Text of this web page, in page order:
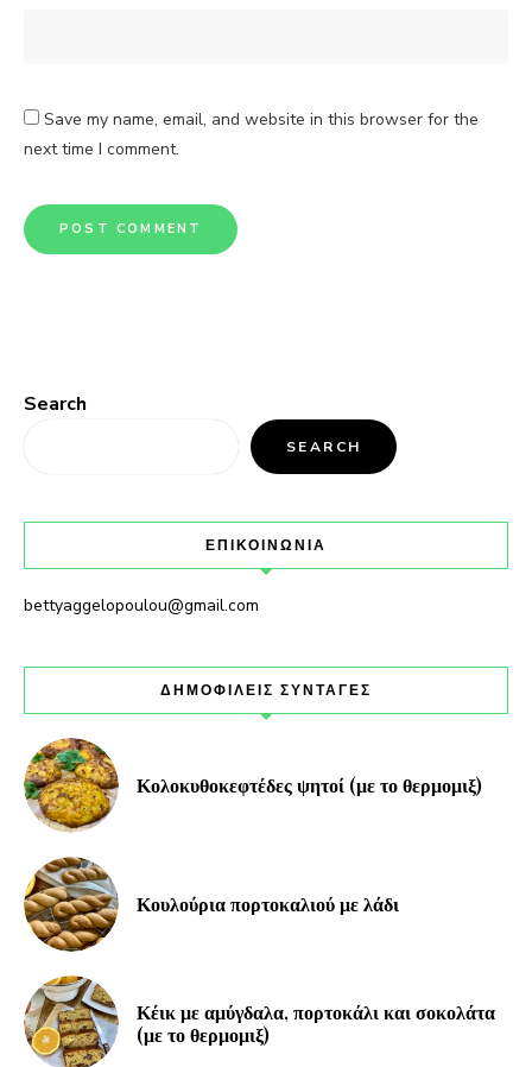
Save my name, email, and website in this browser for the
next time I comment.
Search
SEARCH
ΕΠΙΚΟΙΝΩΝΙΑ
bettyaggelopoulou@gmail.com
ΔΗΜΟΦΙΛΕΙΣ ΣΥΝΤΑΓΕΣ
Κολοκυθοκεφτέδες ψητοί (με το θερμομιξ)
Κουλούρια πορτοκαλιού με λάδι
Κέικ με αμύγδαλα, πορτοκάλι και σοκολάτα
(με το θερμομιξ)